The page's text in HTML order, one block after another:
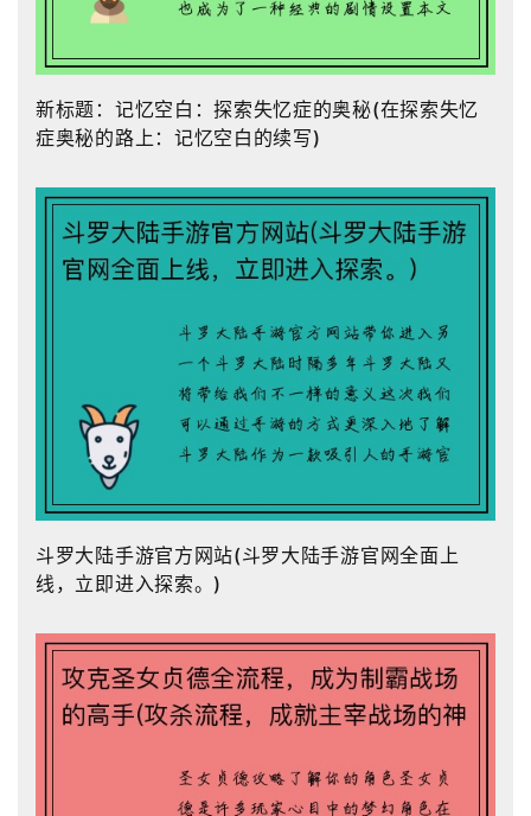
新标题：记忆空白：探索失忆症的奥秘(在探索失忆
症奥秘的路上：记忆空白的续写)
斗罗大陆手游官方网站(斗罗大陆手游官网全面上
线，立即进入探索。)